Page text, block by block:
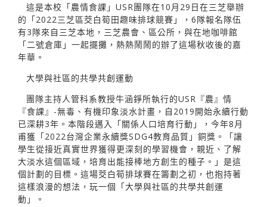
這是本校「農情食課」USR團隊在10月29日在三芝舉辦
的「2022三芝區茭白筍田趣味排球競賽」，6隊報名隊伍
有3隊來自三芝本地，三芝農會、區公所，與在地咖啡館
「二號倉庫」一起擺攤，熱熱鬧鬧的辦了這場秋收後的嘉
年華。
大學與社區的共學共創運動
團隊主持人管科系教授牛涵錚所執行的USR『農』情
『食課』-無毒、有機印象淡水計畫，自2019開始永續行動
已深耕3年。本階段邁入「關係人口培育行動」，今年8月
甫獲「2022台灣企業永續獎SDG4教育品質」銅獎。「讓
學生從接近真實世界獲得更深刻的學習機會，親近、了解
大淡水這個區域，培育出能接棒地方創生的種子。」是這
個計劃的目標。這場茭白筍排球賽在籌劃之初，也抱持著
這樣浪漫的想法，玩一個「大學與社區的共學共創運
動」。